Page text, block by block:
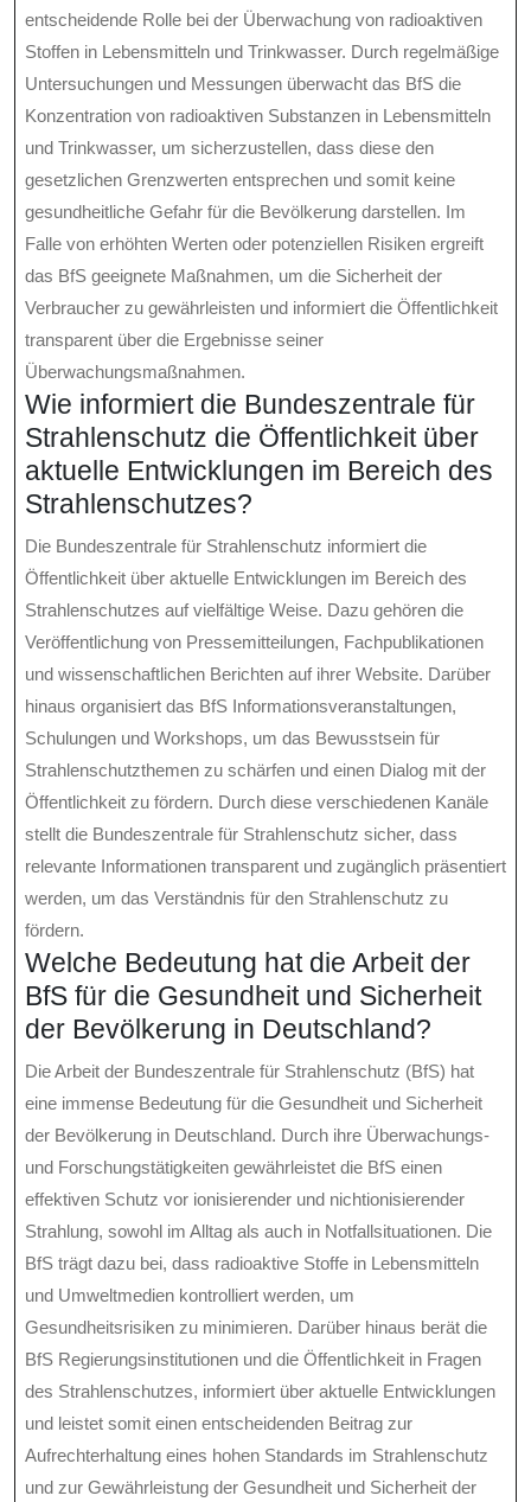
entscheidende Rolle bei der Überwachung von radioaktiven
Stoffen in Lebensmitteln und Trinkwasser. Durch regelmäßige
Untersuchungen und Messungen überwacht das BfS die
Konzentration von radioaktiven Substanzen in Lebensmitteln
und Trinkwasser, um sicherzustellen, dass diese den
gesetzlichen Grenzwerten entsprechen und somit keine
gesundheitliche Gefahr für die Bevölkerung darstellen. Im
Falle von erhöhten Werten oder potenziellen Risiken ergreift
das BfS geeignete Maßnahmen, um die Sicherheit der
Verbraucher zu gewährleisten und informiert die Öffentlichkeit
transparent über die Ergebnisse seiner
Überwachungsmaßnahmen.
Wie informiert die Bundeszentrale für
Strahlenschutz die Öffentlichkeit über
aktuelle Entwicklungen im Bereich des
Strahlenschutzes?
Die Bundeszentrale für Strahlenschutz informiert die
Öffentlichkeit über aktuelle Entwicklungen im Bereich des
Strahlenschutzes auf vielfältige Weise. Dazu gehören die
Veröffentlichung von Pressemitteilungen, Fachpublikationen
und wissenschaftlichen Berichten auf ihrer Website. Darüber
hinaus organisiert das BfS Informationsveranstaltungen,
Schulungen und Workshops, um das Bewusstsein für
Strahlenschutzthemen zu schärfen und einen Dialog mit der
Öffentlichkeit zu fördern. Durch diese verschiedenen Kanäle
stellt die Bundeszentrale für Strahlenschutz sicher, dass
relevante Informationen transparent und zugänglich präsentiert
werden, um das Verständnis für den Strahlenschutz zu
fördern.
Welche Bedeutung hat die Arbeit der
BfS für die Gesundheit und Sicherheit
der Bevölkerung in Deutschland?
Die Arbeit der Bundeszentrale für Strahlenschutz (BfS) hat
eine immense Bedeutung für die Gesundheit und Sicherheit
der Bevölkerung in Deutschland. Durch ihre Überwachungs-
und Forschungstätigkeiten gewährleistet die BfS einen
effektiven Schutz vor ionisierender und nichtionisierender
Strahlung, sowohl im Alltag als auch in Notfallsituationen. Die
BfS trägt dazu bei, dass radioaktive Stoffe in Lebensmitteln
und Umweltmedien kontrolliert werden, um
Gesundheitsrisiken zu minimieren. Darüber hinaus berät die
BfS Regierungsinstitutionen und die Öffentlichkeit in Fragen
des Strahlenschutzes, informiert über aktuelle Entwicklungen
und leistet somit einen entscheidenden Beitrag zur
Aufrechterhaltung eines hohen Standards im Strahlenschutz
und zur Gewährleistung der Gesundheit und Sicherheit der